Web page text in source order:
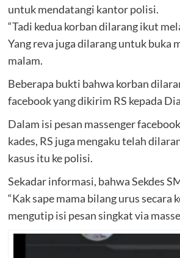
untuk mendatangi kantor polisi.
“Tadi kedua korban dilarang ikut
Yang reva juga dilarang untuk buka
malam.
Beberapa bukti bahwa korban
facebook yang dikirim RS kepada
Dalam isi pesan massenger
kades, RS juga mengaku telah
kasus itu ke polisi.
Sekadar informasi, bahwa Sekdes
“Kak sape mama bilang urus secara
mengutip isi pesan singkat via